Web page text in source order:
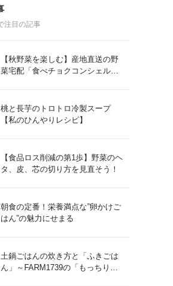
注目の記事
【秋野菜を楽しむ】産地直送の野
菜宅配「食べチョクコンシェルジ
桃と長芋のトロトロ冷製スープ
【私のひんやりレシピ】
【食品ロス削減の第1歩】野菜のヘ
タ、皮、芯の切り方を見直そう！
朝食の定番！栄養満点な”卵かけご
はん”の魅力にせまる
土鍋ごはんの炊き方と「ふきごは
ん」～FARM1739の「もっちりコ